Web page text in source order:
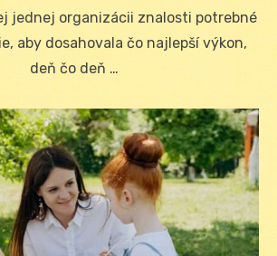
jednej organizácii znalosti potrebné
aby dosahovala čo najlepší výkon,
deň čo deň …